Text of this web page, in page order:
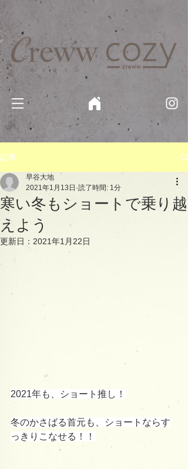
京都・四条 烏丸の美容室・美容院【Creww KYOTO (クルー)】【cozy creww(コージークルー)】 京都市 ヘ
記事
寒い冬もショートで乗り越
えよう
早谷大地
2021年1月13日 読了時間: 1分
更新日： 2021年1月22日
2021年も、ショート推し！
冬のかさばる首元も、ショートならす
っきりこなせる！！